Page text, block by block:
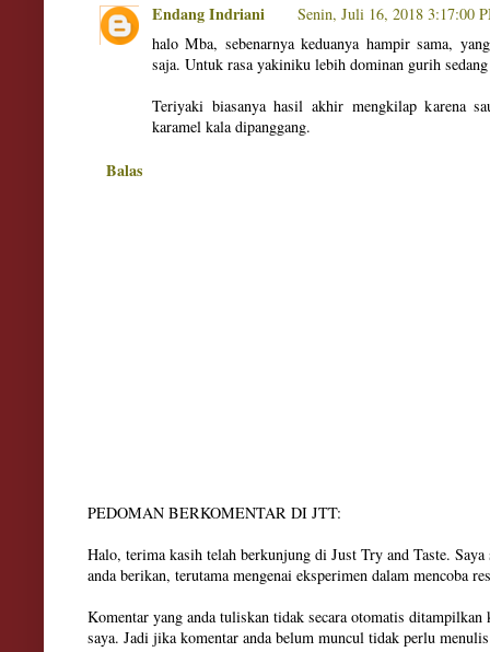
Endang Indriani
Senin, Juli 16, 2018 3:17:00
halo Mba, sebenarnya keduanya hampir sama,
saja. Untuk rasa yakiniku lebih dominan gurih
Teriyaki biasanya hasil akhir mengkilap karena
karamel kala dipanggang.
Balas
PEDOMAN BERKOMENTAR DI JTT:
Halo, terima kasih telah berkunjung di Just Try and Taste. Saya
anda berikan, terutama mengenai eksperimen dalam mencoba
Komentar yang anda tuliskan tidak secara otomatis ditampilkan
saya. Jadi jika komentar anda belum muncul tidak perlu